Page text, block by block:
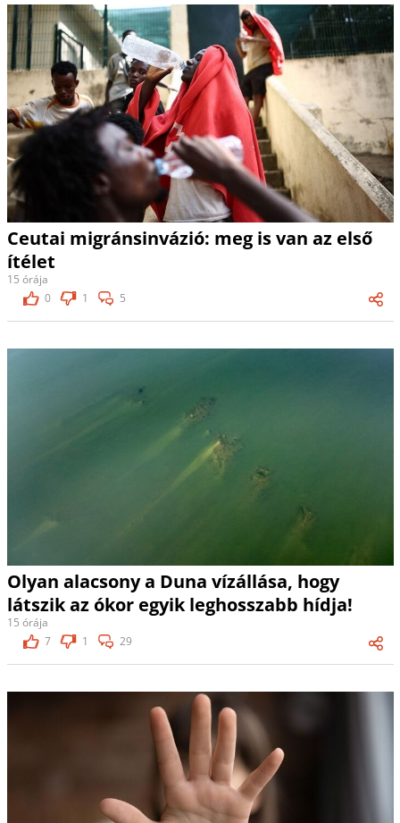
Ceutai migránsinvázió: meg is van az első
ítélet
15 órája
0
1 5
Olyan alacsony a Duna vízállása, hogy
látszik az ókor egyik leghosszabb hídja!
15 órája
7
1 29